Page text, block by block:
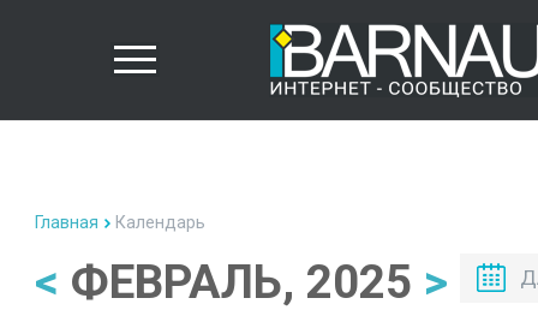
Главная Календарь
< ФЕВРАЛЬ, 2025 >